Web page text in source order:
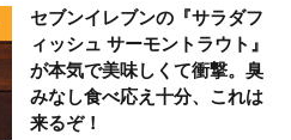
セブンイレブンの『サラダフ
ィッシュ サーモントラウト』
が本気で美味しくて衝撃。臭
みなし食べ応え十分、これは
来るぞ！